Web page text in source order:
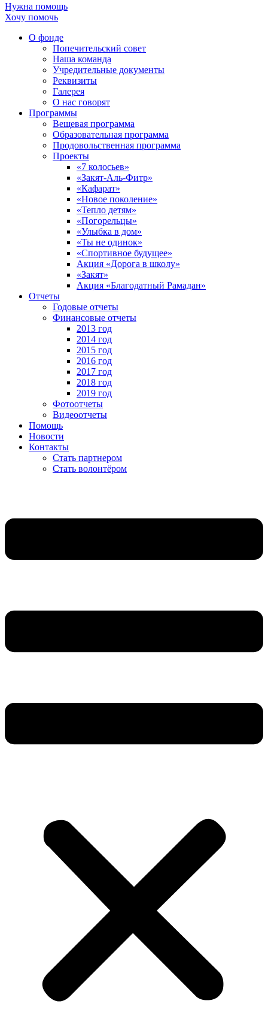
Нужна помощь
Хочу помочь
О фонде
Попечительский совет
Наша команда
Учредительные документы
Реквизиты
Галерея
О нас говорят
Программы
Вещевая программа
Образовательная программа
Продовольственная программа
Проекты
«7 колосьев»
«Закят-Аль-Фитр»
«Кафарат»
«Новое поколение»
«Тепло детям»
«Погорельцы»
«Улыбка в дом»
«Ты не одинок»
«Спортивное будущее»
Акция «Дорога в школу»
«Закят»
Акция «Благодатный Рамадан»
Отчеты
Годовые отчеты
Финансовые отчеты
2013 год
2014 год
2015 год
2016 год
2017 год
2018 год
2019 год
Фотоотчеты
Видеоотчеты
Помощь
Новости
Контакты
Стать партнером
Стать волонтёром